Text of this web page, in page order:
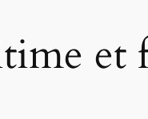
et